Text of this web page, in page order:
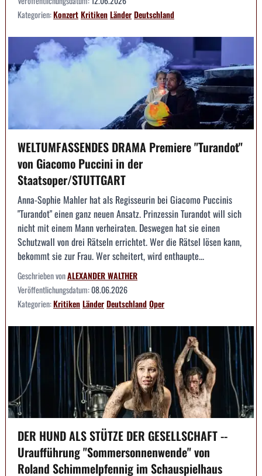
Kategorien:KonzertKritikenLänderDeutschland
WELTUMFASSENDES DRAMA Premiere "Turandot"
von Giacomo Puccini in der
Staatsoper/STUTTGART
Anna-Sophie Mahler hat als Regisseurin bei Giacomo Puccinis
"Turandot" einen ganz neuen Ansatz. Prinzessin Turandot will sich
nicht mit einem Mann verheiraten. Deswegen hat sie einen
Schutzwall von drei Rätseln errichtet. Wer die Rätsel lösen kann,
bekommt sie zur Frau. Wer scheitert, wird enthaupte...
Geschrieben vonALEXANDER WALTHER
Veröffentlichungsdatum:08.06.2026
Kategorien:KritikenLänderDeutschlandOper
DER HUND ALS STÜTZE DER GESELLSCHAFT --
Uraufführung "Sommersonnenwende" von
Roland Schimmelpfennig im Schauspielhaus